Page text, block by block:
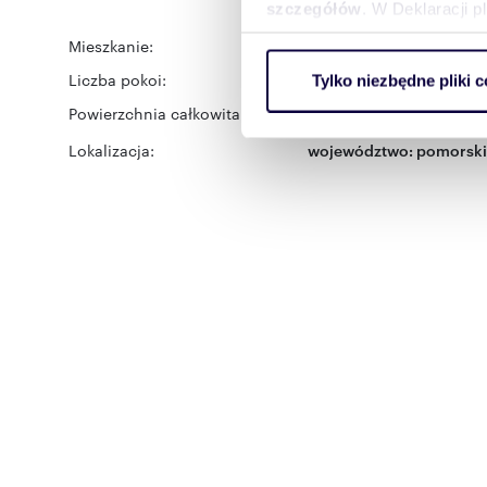
szczegółów . W Deklaracji
ruch w naszej witrynie.
reklamowym i
uzyskanymi podczas
Tylko niezbędne pliki
Mieszkanie: na wynajem
Liczba pokoi: 3
Powierzchnia całkowita: 58 m2
Lokalizacja: województwo: